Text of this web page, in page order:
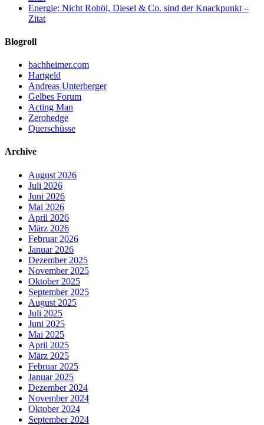
Energie: Nicht Rohöl, Diesel & Co. sind der Knackpunkt –
Zitat
Blogroll
bachheimer.com
Hartgeld
Andreas Unterberger
Gelbes Forum
Acting Man
Zerohedge
Querschüsse
Archive
August 2026
Juli 2026
Juni 2026
Mai 2026
April 2026
März 2026
Februar 2026
Januar 2026
Dezember 2025
November 2025
Oktober 2025
September 2025
August 2025
Juli 2025
Juni 2025
Mai 2025
April 2025
März 2025
Februar 2025
Januar 2025
Dezember 2024
November 2024
Oktober 2024
September 2024